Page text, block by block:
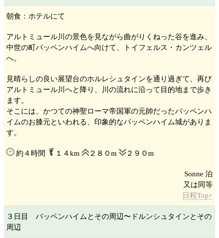
朝食：ホテルにて
アルトミュール川の景色を見ながら曲がりくねった谷を進み、
中世の町パッペンハイムへ向けて、トイフェルス・カンツェル
へ。
見晴らしの良い展望台のホルレシュタインを通り過ぎて、再び
アルトミュール川へと降り、川の流れに沿って目的地まで歩き
ます。
そこには、かつての神聖ローマ帝国軍の元帥だったパッペンハ
イムのお膝元といわれる、印象的なパッペンハイム城がありま
す。
約４時間 １４km ２８０m ２９０m
Sonne 泊
又は同等
日程Top↑
３日目 パッペンハイム とその周辺〜ドルンシュタインとその
周辺